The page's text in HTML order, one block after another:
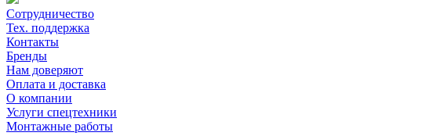
Сотрудничество
Тех. поддержка
Контакты
Бренды
Нам доверяют
Оплата и доставка
О компании
Услуги спецтехники
Монтажные работы